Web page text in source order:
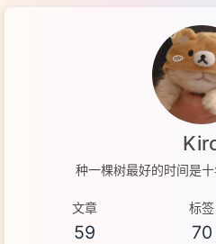
种一棵树最好的时间是
文章
59
标签
70